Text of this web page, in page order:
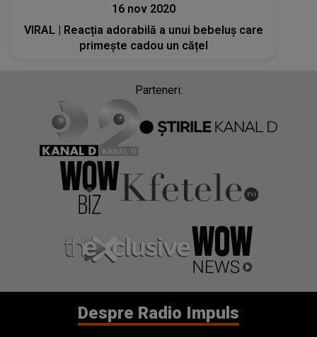
16 nov 2020
VIRAL | Reacția adorabilă a unui bebeluș care
primește cadou un cățel
Parteneri:
Despre Radio Impuls